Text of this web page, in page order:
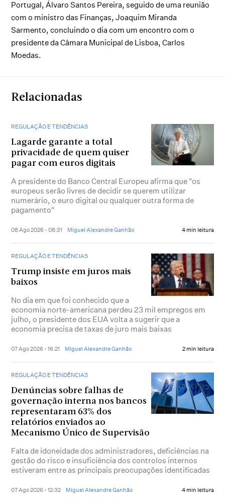
Portugal, Álvaro Santos Pereira, seguido de uma reunião
com o ministro das Finanças, Joaquim Miranda
Sarmento, concluindo o dia com um encontro com o
presidente da Câmara Municipal de Lisboa, Carlos
Moedas.
Relacionadas
REGULAÇÃO E TENDÊNCIAS
Lagarde garante a total
privacidade de quem quiser
pagar com euros digitais
A presidente do Banco Central Europeu afirma que "os
europeus serão livres de decidir se querem utilizar
numerário, o euro digital ou qualquer outra forma de
pagamento"
08 Ago 2026 - 08:31 Miguel Alexandre Ganhão 4 min leitura
REGULAÇÃO E TENDÊNCIAS
Trump insiste em juros mais
baixos
No dia em que foi conhecido que a
economia norte-americana perdeu 23 mil empregos em
julho, o presidente dos EUA volta a sugerir que a
economia precisa de taxas de juro mais baixas
07 Ago 2026 - 16:21 Miguel Alexandre Ganhão 2 min leitura
REGULAÇÃO E TENDÊNCIAS
Denúncias sobre falhas de
governação interna nos bancos
representaram 63% dos
relatórios enviados ao
Mecanismo Único de Supervisão
Falta de idoneidade dos administradores, deficiências na
gestão do risco e insuficiência dos controlos internos
estiveram entre as principais preocupações identificadas
07 Ago 2026 - 12:32 Miguel Alexandre Ganhão 4 min leitura